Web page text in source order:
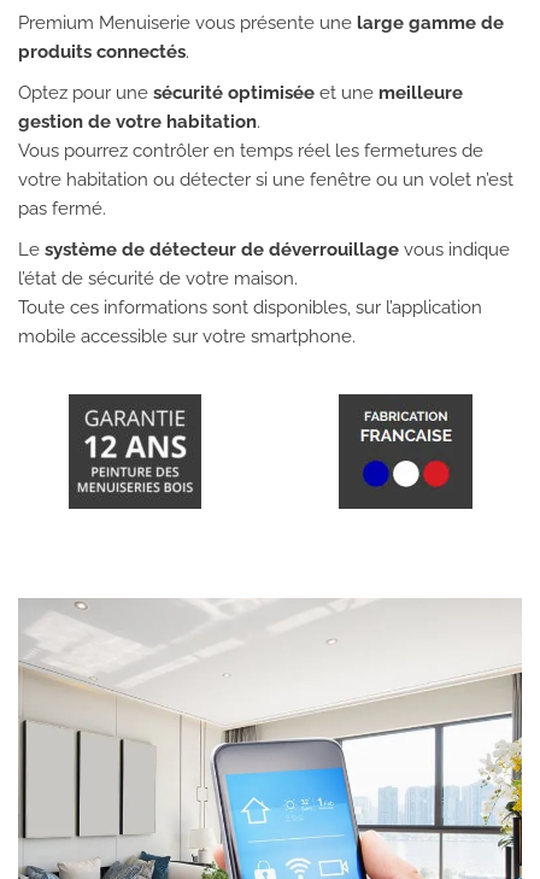
Premium Menuiserie vous présente une large gamme de
produits connectés.
Optez pour une sécurité optimisée et une meilleure
gestion de votre habitation.
Vous pourrez contrôler en temps réel les fermetures de
votre habitation ou détecter si une fenêtre ou un volet n’est
pas fermé.
Le système de détecteur de déverrouillage vous indique
l’état de sécurité de votre maison.
Toute ces informations sont disponibles, sur l’application
mobile accessible sur votre smartphone.